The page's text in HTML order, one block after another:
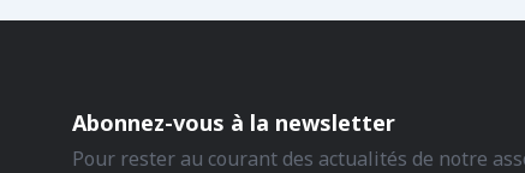
Abonnez-vous à la newsletter
Pour rester au courant des actualités de notre